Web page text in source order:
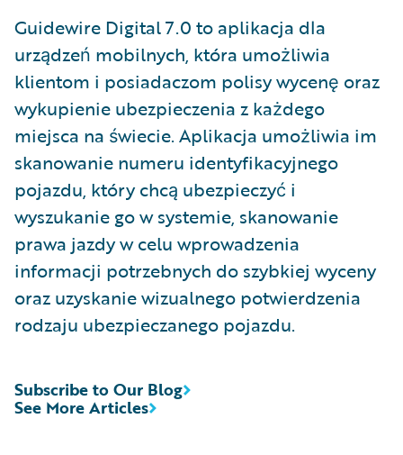
Guidewire Digital 7.0 to aplikacja dla
urządzeń mobilnych, która umożliwia
klientom i posiadaczom polisy wycenę oraz
wykupienie ubezpieczenia z każdego
miejsca na świecie. Aplikacja umożliwia im
skanowanie numeru identyfikacyjnego
pojazdu, który chcą ubezpieczyć i
wyszukanie go w systemie, skanowanie
prawa jazdy w celu wprowadzenia
informacji potrzebnych do szybkiej wyceny
oraz uzyskanie wizualnego potwierdzenia
rodzaju ubezpieczanego pojazdu.
See More Articles
Subscribe to Our Blog